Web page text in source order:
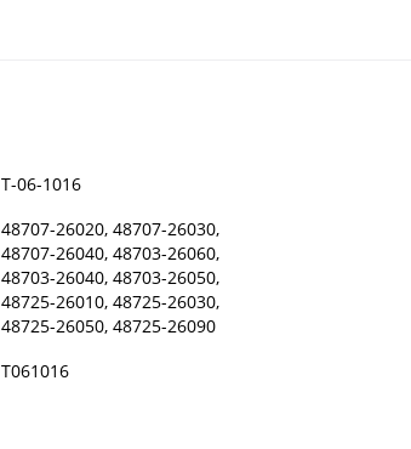
T-06-1016
48707-26020, 48707-26030,
48707-26040, 48703-26060,
48703-26040, 48703-26050,
48725-26010, 48725-26030,
48725-26050, 48725-26090
T061016